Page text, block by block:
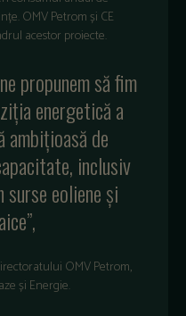
OMV Petrom și CE
acestor proiecte.
propunem să fim
energetică a
ambițioasă de
inclusiv
eoliene și
OMV Petrom,
și Energie.